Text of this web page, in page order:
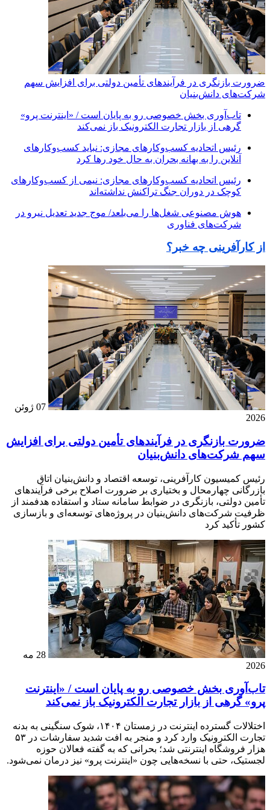
ضرورت بازنگری در فرآیندهای تأمین دولتی برای افزایش سهم
شرکت‌های دانش‌بنیان
تاب‌آوری بخش خصوصی رو به پایان است / «اینترنت پرو»
گرهی از بازار تجارت الکترونیک باز نمی‌کند
رئیس اتحادیه کسب‌وکارهای مجازی: نباید کسب‌وکارهای
آنلاین را به بهانه بحران به حال خود رها کرد
رئیس اتحادیه کسب‌وکارهای مجازی: نیمی از کسب‌وکارهای
کوچک در دوران جنگ‌ تراکنش نداشته‌اند
هوش مصنوعی شغل‌ها را می‌بلعد/ موج جدید تعدیل نیرو در
شرکت‌های فناوری
از کارآفرینی چه خبر؟
07 ژوئن
2026
ضرورت بازنگری در فرآیندهای تأمین دولتی برای افزایش
سهم شرکت‌های دانش‌بنیان
رئیس کمیسیون کارآفرینی، توسعه اقتصاد و دانش‌بنیان اتاق
بازرگانی چهارمحال و بختیاری بر ضرورت اصلاح برخی فرآیندهای
تأمین دولتی، بازنگری در ضوابط سامانه ستاد و استفاده هدفمند از
ظرفیت شرکت‌های دانش‌بنیان در پروژه‌های توسعه‌ای و بازسازی
کشور تأکید کرد
28 مه
2026
تاب‌آوری بخش خصوصی رو به پایان است / «اینترنت
پرو» گرهی از بازار تجارت الکترونیک باز نمی‌کند
اختلالات گسترده اینترنت در زمستان ۱۴۰۴، شوک سنگینی به بدنه
تجارت الکترونیک وارد کرد و منجر به افت شدید سفارشات در ۵۳
هزار فروشگاه اینترنتی شد؛ بحرانی که به گفته فعالان حوزه
لجستیک، حتی با نسخه‌هایی چون «اینترنت پرو» نیز درمان نمی‌شود.